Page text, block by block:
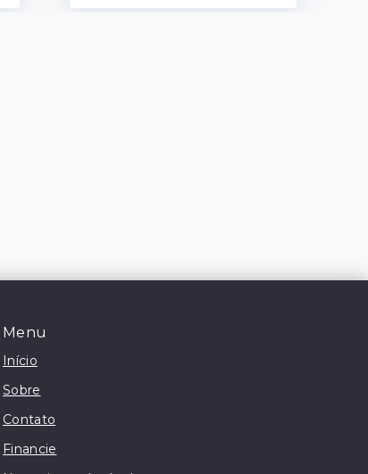
Menu
Início
Sobre
Contato
Financie